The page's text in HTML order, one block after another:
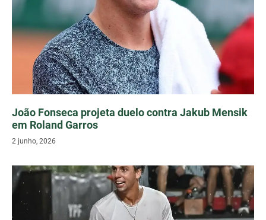
João Fonseca projeta duelo contra Jakub Mensik
em Roland Garros
2 junho, 2026